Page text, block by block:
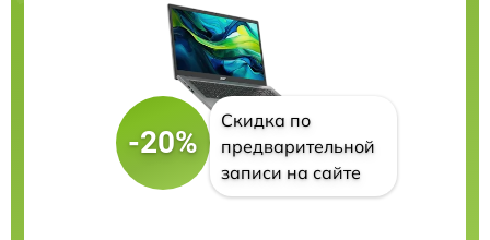
-20%
Скидка по
предварительной
записи на сайте